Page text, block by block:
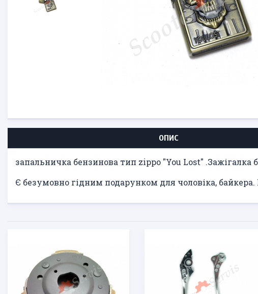
ОПИС
запальничка бензинова тип zippo "You Lost"
Є безумовно гідним подарунком для чоловіка,